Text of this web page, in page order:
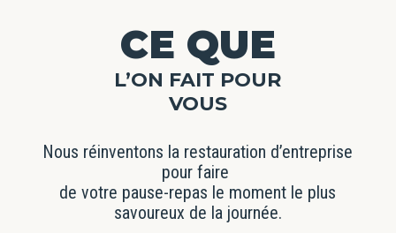
CE QUE
L’ON FAIT POUR
VOUS
Nous réinventons la restauration d’entreprise
pour faire
de votre pause-repas le moment le plus
savoureux de la journée.